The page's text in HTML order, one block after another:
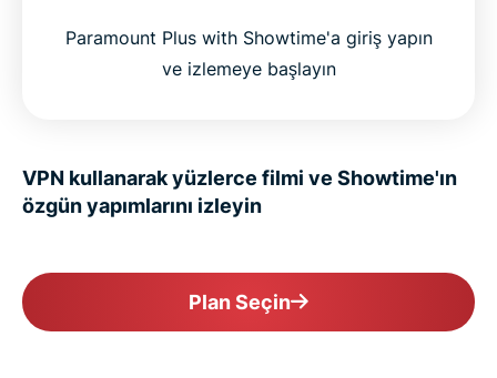
Paramount Plus with Showtime'a giriş yapın
ve izlemeye başlayın
VPN kullanarak yüzlerce filmi ve Showtime'ın
özgün yapımlarını izleyin
Plan Seçin